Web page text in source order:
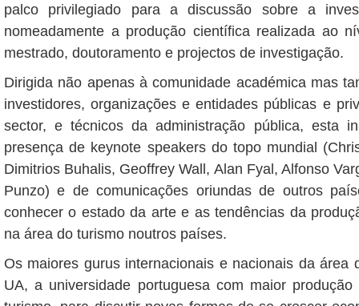
palco privilegiado para a discussão sobre a
nomeadamente a produção científica realizada ao
mestrado, doutoramento e projectos de investigação.
Dirigida não apenas à comunidade académica mas
investidores, organizações e entidades públicas e
sector, e técnicos da administração pública, esta
presença de keynote speakers do topo mundial
Dimitrios Buhalis, Geoffrey Wall, Alan Fyal, Alfonso
Punzo) e de comunicações oriundas de outros
conhecer o estado da arte e as tendências da
na área do turismo noutros países.
Os maiores gurus internacionais e nacionais da área
UA, a universidade portuguesa com maior